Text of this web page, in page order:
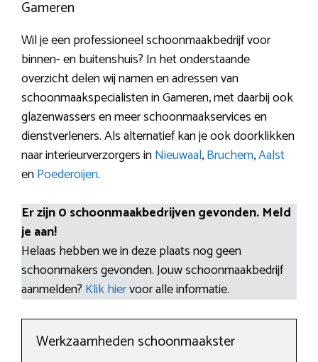
Gameren
Wil je een professioneel schoonmaakbedrijf voor
binnen- en buitenshuis? In het onderstaande
overzicht delen wij namen en adressen van
schoonmaakspecialisten in Gameren, met daarbij ook
glazenwassers en meer schoonmaakservices en
dienstverleners. Als alternatief kan je ook doorklikken
naar interieurverzorgers inNieuwaal,Bruchem,Aalst
enPoederoijen.
Er zijn 0 schoonmaakbedrijven gevonden. Meld
je aan!
Helaas hebben we in deze plaats nog geen
schoonmakers gevonden. Jouw schoonmaakbedrijf
aanmelden? Klik hiervoor alle informatie.
Werkzaamheden schoonmaakster